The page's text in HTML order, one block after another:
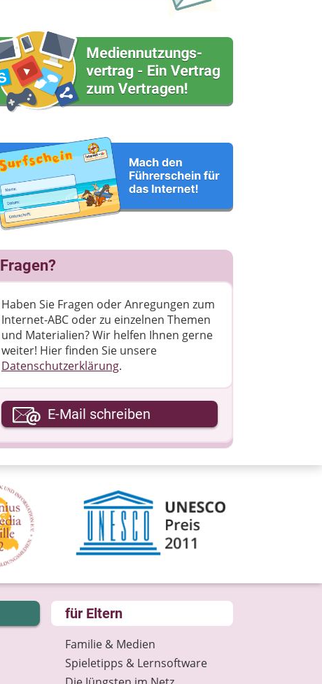
Fragen?
Haben Sie Fragen oder Anregungen zum
Internet-ABC oder zu einzelnen Themen
und Materialien? Wir helfen Ihnen gerne
weiter! ​Hier finden Sie unsere
Datenschutzerklärung.
Ihre E-Mail-Adresse
Ihre Nachricht
E-Mail schreiben
für Eltern
Familie & Medien
Spieletipps & Lernsoftware